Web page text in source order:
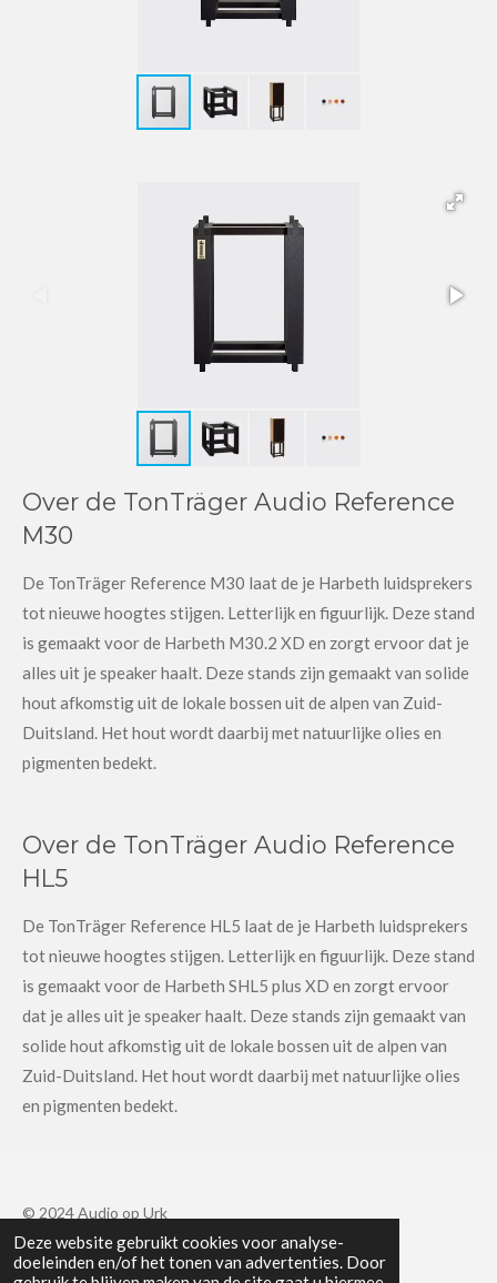
Deze website gebruikt cookies voor analyse-
doeleinden en/of het tonen van advertenties. Door
Over de TonTräger Audio Reference
M30
De TonTräger Reference M30 laat de je Harbeth luidsprekers
tot nieuwe hoogtes stijgen. Letterlijk en figuurlijk. Deze stand
is gemaakt voor de Harbeth M30.2 XD en zorgt ervoor dat je
alles uit je speaker haalt. Deze stands zijn gemaakt van solide
hout afkomstig uit de lokale bossen uit de alpen van Zuid-
Duitsland. Het hout wordt daarbij met natuurlijke olies en
pigmenten bedekt.
Over de TonTräger Audio Reference
HL5
De TonTräger Reference HL5 laat de je Harbeth luidsprekers
tot nieuwe hoogtes stijgen. Letterlijk en figuurlijk. Deze stand
is gemaakt voor de Harbeth SHL5 plus XD en zorgt ervoor
dat je alles uit je speaker haalt. Deze stands zijn gemaakt van
solide hout afkomstig uit de lokale bossen uit de alpen van
Zuid-Duitsland. Het hout wordt daarbij met natuurlijke olies
en pigmenten bedekt.
© 2024 Audio op Urk
Powered byJouwWeb